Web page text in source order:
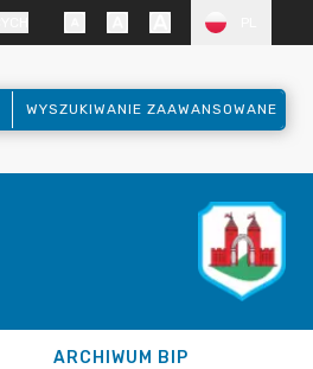
WYSZUKIWANIE ZAAWANSOWANE
ARCHIWUM BIP